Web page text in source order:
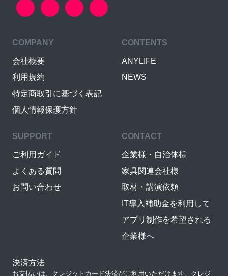
COMPANY
会社概要
利用規約
特定商取引に基づく表記
個人情報保護方針
CONTENTS
ANYLIFE
NEWS
SUPPORT
ご利用ガイド
よくある質問
お問い合わせ
CONTACT
企業様・自治体様
家具関連会社様
取材・講演依頼
IT導入補助金を利用して
アプリ制作を希望される
企業様へ
決済方法
お支払いは、クレジットカード決済がご利用いただけます。クレジ